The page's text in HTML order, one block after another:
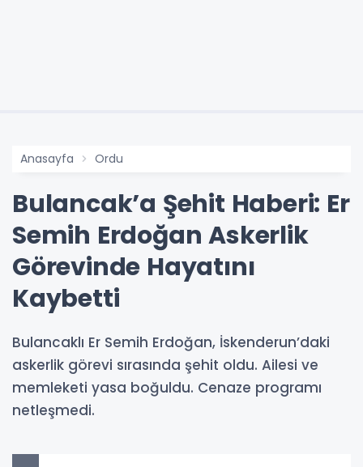
Anasayfa Ordu
Bulancak’a Şehit Haberi: Er
Semih Erdoğan Askerlik
Görevinde Hayatını
Kaybetti
Bulancaklı Er Semih Erdoğan, İskenderun’daki
askerlik görevi sırasında şehit oldu. Ailesi ve
memleketi yasa boğuldu. Cenaze programı
netleşmedi.